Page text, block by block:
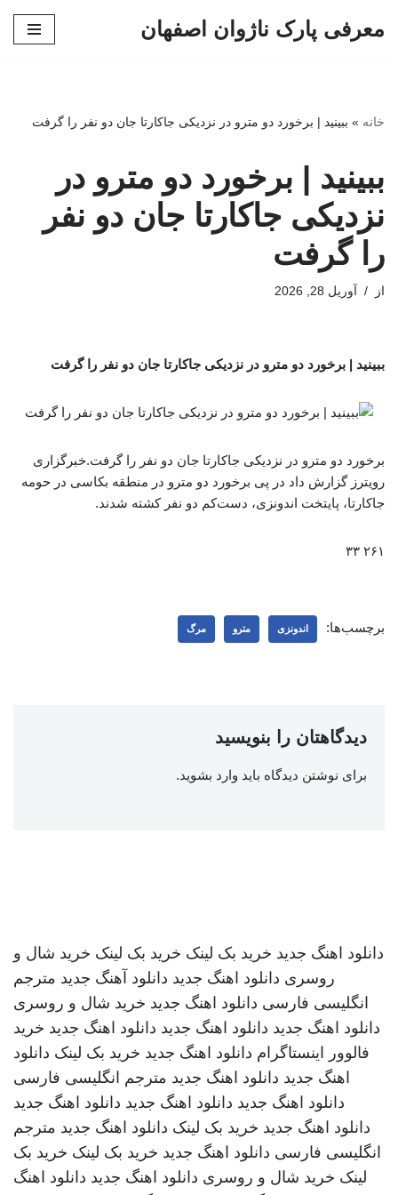
معرفی پارک ناژوان اصفهان
خانه » ببینید | برخورد دو مترو در نزدیکی جاکارتا جان دو نفر را گرفت
ببینید | برخورد دو مترو در
نزدیکی جاکارتا جان دو نفر
را گرفت
از آوریل 28, 2026
ببینید | برخورد دو مترو در نزدیکی جاکارتا جان دو نفر را گرفت
برخورد دو مترو در نزدیکی جاکارتا جان دو نفر را گرفت.خبرگزاری
رویترز گزارش داد در پی برخورد دو مترو در منطقه بکاسی در حومه
جاکارتا، پایتخت اندونزی، دست‌کم دو نفر کشته شدند.
۲۶۱ ۳۳
برچسب‌ها: اندونزی مترو مرگ
دیدگاهتان را بنویسید
برای نوشتن دیدگاه باید وارد بشوید.
دانلود اهنگ جدید خرید بک لینک خرید بک لینک خرید شال و
روسری دانلود اهنگ جدید دانلود آهنگ جدید مترجم
انگلیسی فارسی دانلود اهنگ جدید خرید شال و روسری
دانلود اهنگ جدید دانلود اهنگ جدید دانلود اهنگ جدید خرید
فالوور اینستاگرام دانلود اهنگ جدید خرید بک لینک دانلود
اهنگ جدید دانلود اهنگ جدید مترجم انگلیسی فارسی
دانلود اهنگ جدید دانلود اهنگ جدید دانلود اهنگ جدید
دانلود اهنگ جدید خرید بک لینک دانلود اهنگ جدید مترجم
انگلیسی فارسی دانلود اهنگ جدید خرید بک لینک خرید بک
لینک خرید شال و روسری دانلود اهنگ جدید دانلود اهنگ